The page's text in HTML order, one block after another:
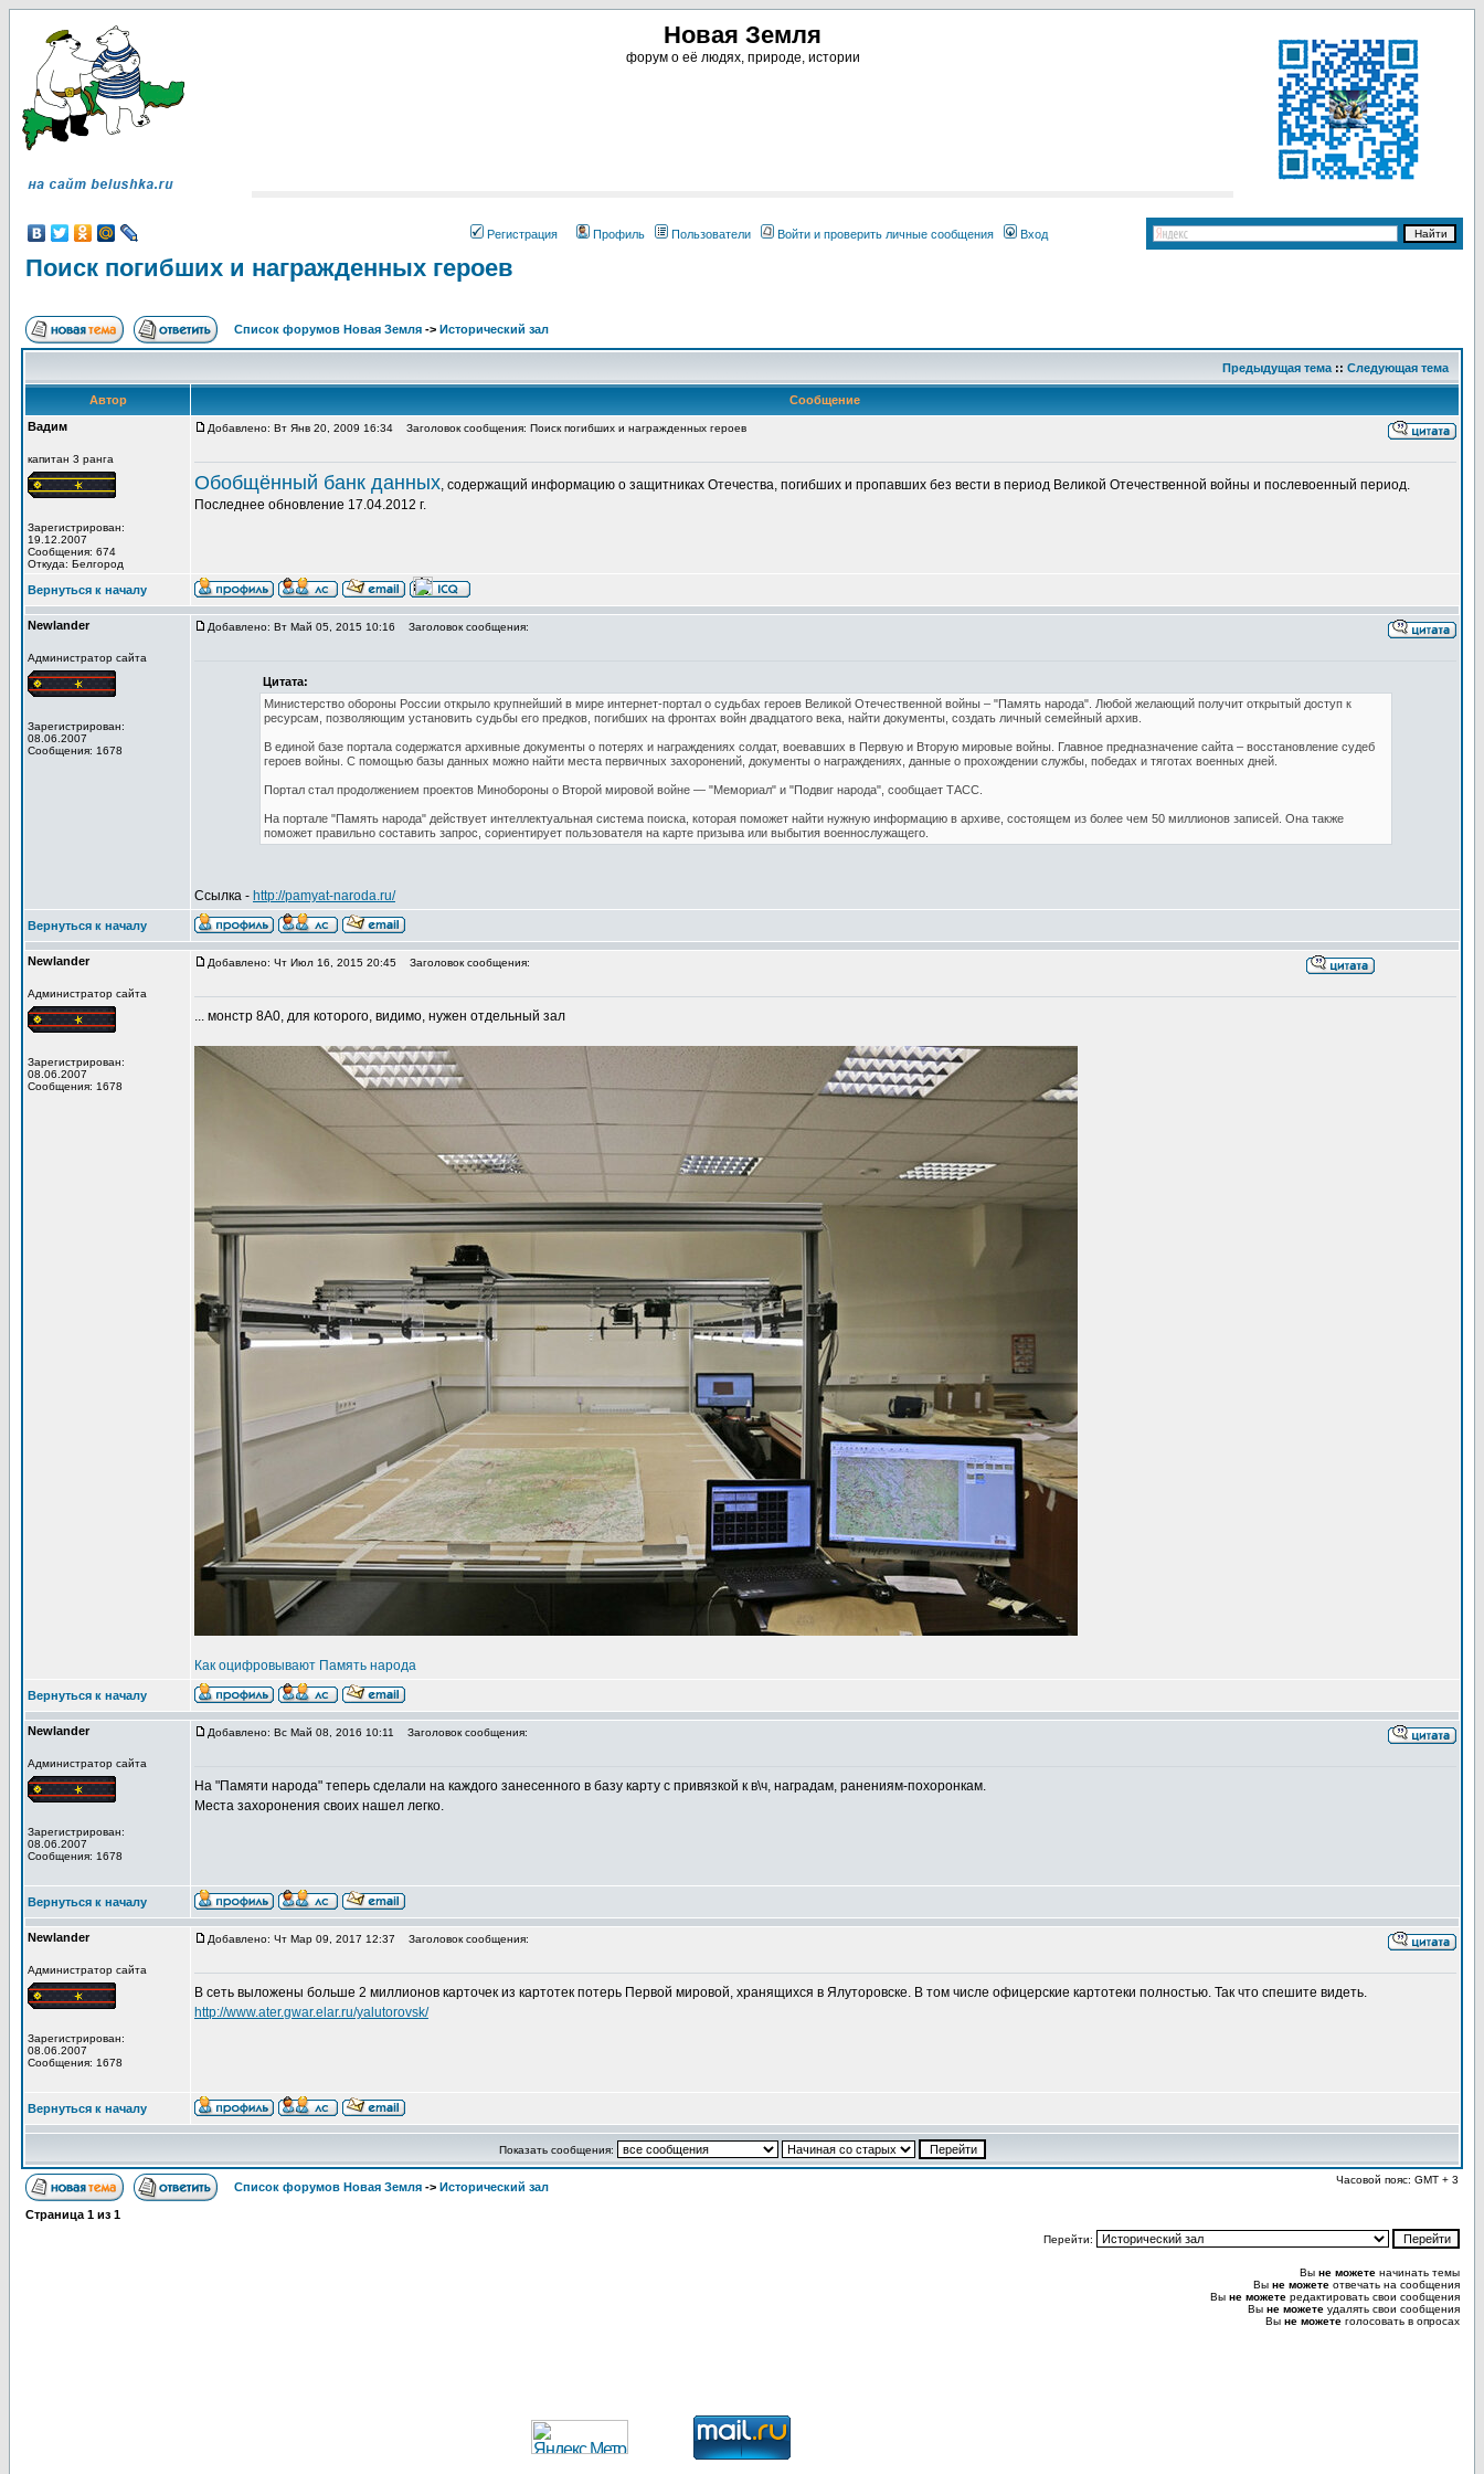
Новая Земля
форум о её людях, природе, истории
Регистрация Профиль Пользователи Войти и проверить личные сообщения Вход
Поиск погибших и награжденных героев
Список форумов Новая Земля -> Исторический зал
Предыдущая тема :: Следующая тема
Автор
Сообщение
Вадим
капитан 3 ранга
Зарегистрирован:
19.12.2007
Сообщения: 674
Откуда: Белгород
Добавлено: Вт Янв 20, 2009 16:34 Заголовок сообщения: Поиск погибших и награжденных героев
Обобщённый банк данных, содержащий информацию о защитниках Отечества, погибших и пропавших без вести в период Великой Отечественной войны и послевоенный период.
Последнее обновление 17.04.2012 г.
Вернуться к началу
Newlander
Администратор сайта
Зарегистрирован:
08.06.2007
Сообщения: 1678
Добавлено: Вт Май 05, 2015 10:16 Заголовок сообщения:
Цитата:
Министерство обороны России открыло крупнейший в мире интернет-портал о судьбах героев Великой Отечественной войны – "Память народа". Любой желающий получит открытый доступ к
ресурсам, позволяющим установить судьбы его предков, погибших на фронтах войн двадцатого века, найти документы, создать личный семейный архив.
В единой базе портала содержатся архивные документы о потерях и награждениях солдат, воевавших в Первую и Вторую мировые войны. Главное предназначение сайта – восстановление судеб
героев войны. С помощью базы данных можно найти места первичных захоронений, документы о награждениях, данные о прохождении службы, победах и тяготах военных дней.
Портал стал продолжением проектов Минобороны о Второй мировой войне — "Мемориал" и "Подвиг народа", сообщает ТАСС.
На портале "Память народа" действует интеллектуальная система поиска, которая поможет найти нужную информацию в архиве, состоящем из более чем 50 миллионов записей. Она также
поможет правильно составить запрос, сориентирует пользователя на карте призыва или выбытия военнослужащего.
Ссылка - http://pamyat-naroda.ru/
Вернуться к началу
Newlander
Администратор сайта
Зарегистрирован:
08.06.2007
Сообщения: 1678
Добавлено: Чт Июл 16, 2015 20:45 Заголовок сообщения:
... монстр 8А0, для которого, видимо, нужен отдельный зал
Как оцифровывают Память народа
Вернуться к началу
Newlander
Администратор сайта
Зарегистрирован:
08.06.2007
Сообщения: 1678
Добавлено: Вс Май 08, 2016 10:11 Заголовок сообщения:
На "Памяти народа" теперь сделали на каждого занесенного в базу карту с привязкой к в\ч, наградам, ранениям-похоронкам.
Места захоронения своих нашел легко.
Вернуться к началу
Newlander
Администратор сайта
Зарегистрирован:
08.06.2007
Сообщения: 1678
Добавлено: Чт Мар 09, 2017 12:37 Заголовок сообщения:
В сеть выложены больше 2 миллионов карточек из картотек потерь Первой мировой, хранящихся в Ялуторовске. В том числе офицерские картотеки полностью. Так что спешите видеть.
http://www.ater.gwar.elar.ru/yalutorovsk/
Вернуться к началу
Показать сообщения:
Список форумов Новая Земля -> Исторический зал
Часовой пояс: GMT + 3
Страница 1 из 1
Перейти:
Вы не можете начинать темы
Вы не можете отвечать на сообщения
Вы не можете редактировать свои сообщения
Вы не можете удалять свои сообщения
Вы не можете голосовать в опросах